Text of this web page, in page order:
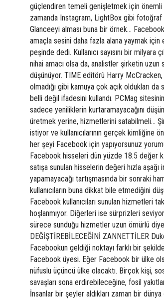
güçlendiren temeli genişletmek için önemli
zamanda Instagram, LightBox gibi fotoğraf
Glanceeyi alması buna bir örnek...
amaçla sesini daha fazla alana yaymak
peşinde dedi. Kullanıcı sayısını bir
nihai amacı olsa da, analistler şirketin
düşünüyor. TIME editörü Harry
olmadığı gibi kamuya çok açık oldukları
belli değil ifadesini kullandı. PCMag
sadece yeniliklerin kurtaramayacağını
üretmek yerine, hizmetlerini satabilmeli...
istiyor ve kullanıcılarının gerçek kimliğine
her şeyi Facebook için yapıyorsunuz
Facebook hisseleri dün yüzde 18.5 değer
satışa sunulan hisselerin değeri hızla
yapamayacağı tartışmasında bir sonraki
kullanıcıların buna dikkat bile etmediğini
Facebook kullanıcıları sunulan hizmetleri
hoşlanmıyor. Diğerleri ise sürprizleri
sürece sunduğu hizmetler uzun ömürlü
DEĞİŞTİREBİLECEĞİNİ ZANNETTİLER
Facebookun geldiği noktayı farklı bir
Facebook üyesi. Eğer Facebook bir ülke
nüfuslu üçüncü ülke olacaktı. Birçok kişi,
savaşları sona erdirebileceğine, fosil
İnsanlar bir şeyler aldıkları zaman bir